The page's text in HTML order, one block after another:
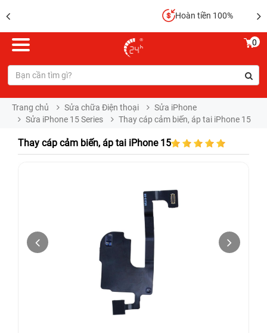
Hoàn tiền 100%
0
Trang chủ Sửa chữa Điện thoại
Sửa iPhone
Sửa iPhone 15 Series
Thay cáp cảm biến, áp tai iPhone 15
Thay cáp cảm biến, áp tai iPhone 15